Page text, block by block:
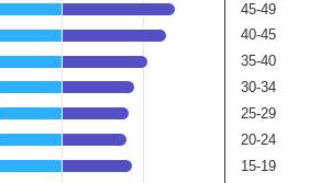
15-19
20-24
25-29
30-34
35-40
40-45
45-49